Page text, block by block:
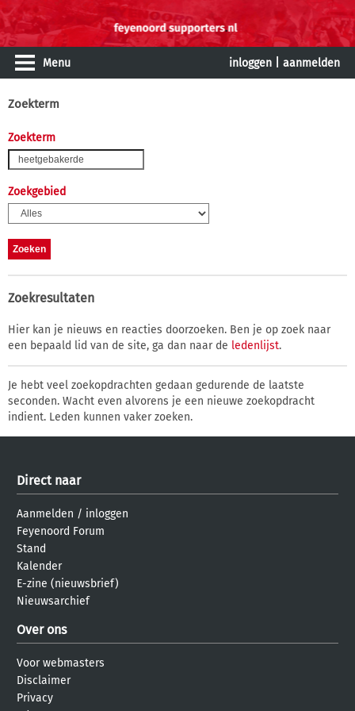
Menu inloggen aanmelden
Zoekterm
Zoekterm
Zoekgebied
Zoekresultaten
Hier kan je nieuws en reacties doorzoeken. Ben je op zoek naar
een bepaald lid van de site, ga dan naar de ledenlijst.
Je hebt veel zoekopdrachten gedaan gedurende de laatste
seconden. Wacht even alvorens je een nieuwe zoekopdracht
indient. Leden kunnen vaker zoeken.
Direct naar
Aanmelden / inloggen
Feyenoord Forum
Stand
Kalender
E-zine (nieuwsbrief)
Nieuwsarchief
Over ons
Voor webmasters
Disclaimer
Privacy